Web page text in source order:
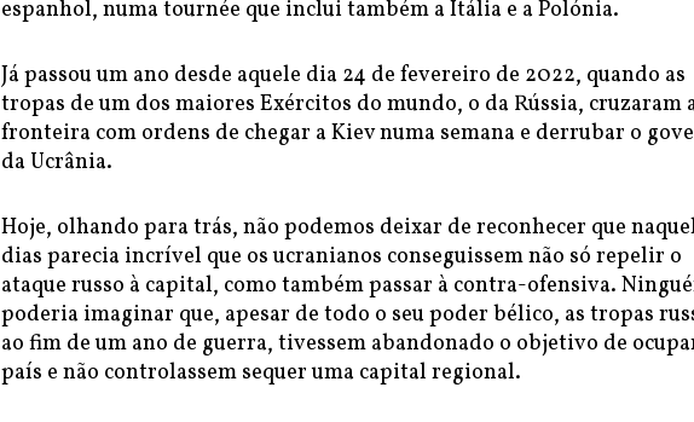
espanhol, numa tournée que inclui também a Itália e a Polónia.
Já passou um ano desde aquele dia 24 de fevereiro de 2022, quando as
tropas de um dos maiores Exércitos do mundo, o da Rússia, cruzaram
fronteira com ordens de chegar a Kiev numa semana e derrubar o
da Ucrânia.
Hoje, olhando para trás, não podemos deixar de reconhecer que
dias parecia incrível que os ucranianos conseguissem não só repelir o
ataque russo à capital, como também passar à contra-ofensiva.
poderia imaginar que, apesar de todo o seu poder bélico, as tropas
ao fim de um ano de guerra, tivessem abandonado o objetivo de
país e não controlassem sequer uma capital regional.